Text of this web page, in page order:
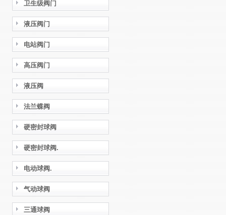
卫生级阀门
液压阀门
电站阀门
高压阀门
液压阀
法兰蝶阀
硬密封球阀
硬密封球阀.
电动球阀.
气动球阀
三通球阀